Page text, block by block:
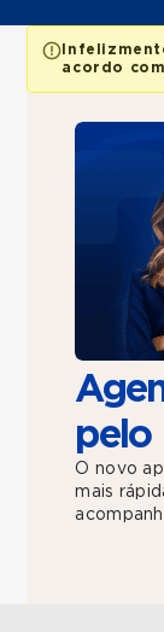
acordo
pelo
O novo
mais